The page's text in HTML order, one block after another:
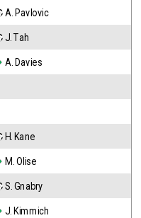
A. Pavlovic
J. Tah
A. Davies
H. Kane
M. Olise
S. Gnabry
J. Kimmich